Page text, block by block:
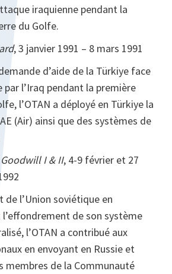
iraquienne pendant la
du Golfe.
, 3 janvier 1991 – 8 mars 1991
d’aide de la Türkiye face
par l’Iraq pendant la première
l’OTAN a déployé en Türkiye la
(Air) ainsi que des systèmes de
I & II, 4-9 février et 27
de l’Union soviétique en
de son système
l’OTAN a contribué aux
en envoyant en Russie et
membres de la Communauté